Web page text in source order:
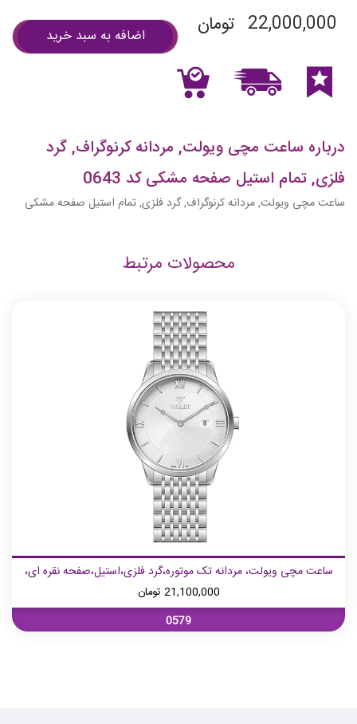
22,000,000 تومان اضافه به سبد خرید
درباره ساعت مچی ویولت, مردانه کرنوگراف, گرد
فلزی, تمام استیل صفحه مشکی کد 0643
ساعت مچی ویولت, مردانه کرنوگراف, گرد فلزی, تمام استیل صفحه مشکی
محصولات مرتبط
ساعت مچی ویولت، مردانه تک موتوره،گرد فلزی،استیل،صفحه نقره ای،
21,100,000 تومان
0579